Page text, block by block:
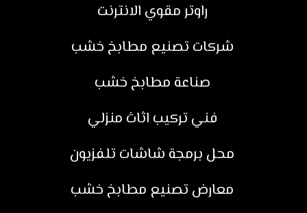
راوتر مقوي الانترنت
شركات تصنيع مطابخ خشب
صناعة مطابخ خشب
فني تركيب اثاث منزلي
محل برمجة شاشات تلفزيون
معارض تصنيع مطابخ خشب